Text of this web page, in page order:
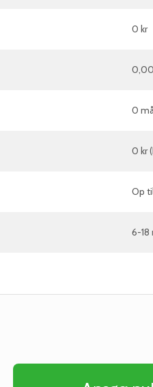
0 kr
0
0 kr
Op
6-18